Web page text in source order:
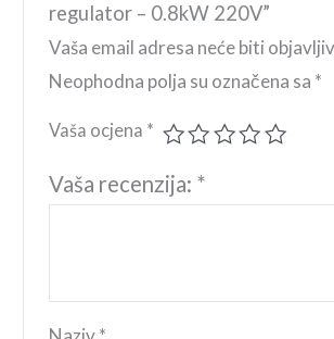
regulator – 0.8kW 220V”
Vaša email adresa neće biti
Neophodna polja su označena sa *
Vaša ocjena *
Vaša recenzija: *